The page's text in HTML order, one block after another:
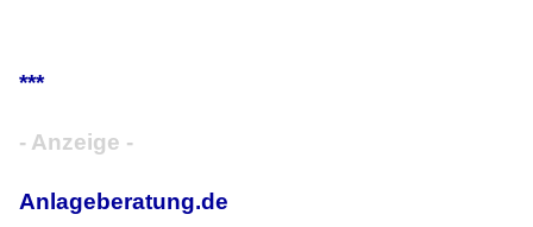
***
- Anzeige -
Anlageberatung.de